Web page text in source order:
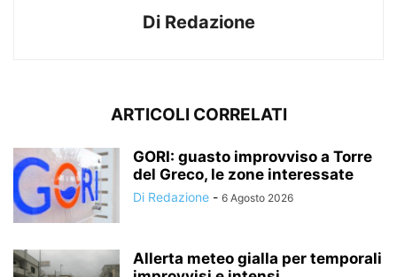
Di Redazione
ARTICOLI CORRELATI
GORI: guasto improvviso a Torre
del Greco, le zone interessate
Di Redazione - 6 Agosto 2026
Allerta meteo gialla per temporali